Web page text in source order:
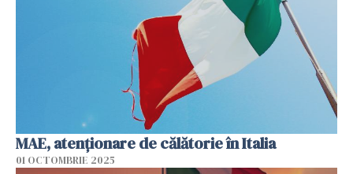
MAE, atenţionare de călătorie în Italia
01 OCTOMBRIE 2025